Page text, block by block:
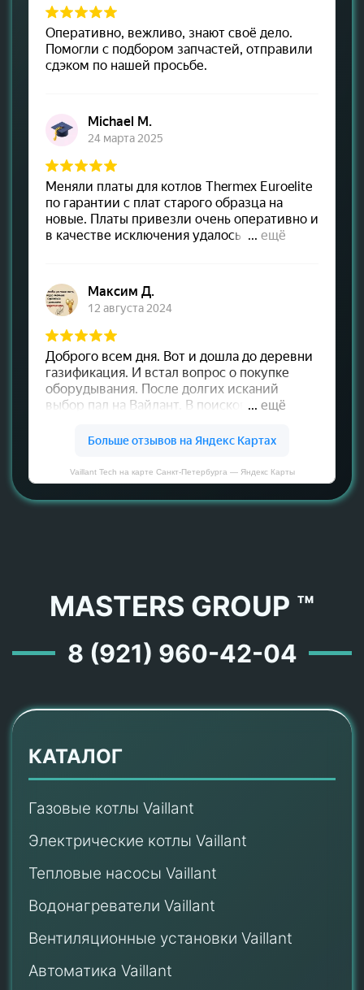
Vaillant Tech на карте Санкт‑Петербурга — Яндекс Карты
MASTERS GROUP ™
8 (921) 960-42-04
КАТАЛОГ
Газовые котлы Vaillant
Электрические котлы Vaillant
Тепловые насосы Vaillant
Водонагреватели Vaillant
Вентиляционные установки Vaillant
Автоматика Vaillant